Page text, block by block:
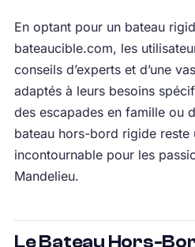
En optant pour un bateau
bateaucible.com, les
conseils d’experts et d’une
adaptés à leurs besoins
des escapades en famille ou
bateau hors-bord rigide reste
incontournable pour les
Mandelieu.
Le Bateau Hors-